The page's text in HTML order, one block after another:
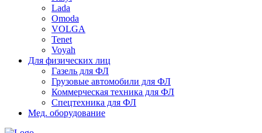
Lada
Omoda
VOLGA
Tenet
Voyah
Для физических лиц
Газель для ФЛ
Грузовые автомобили для ФЛ
Коммерческая техника для ФЛ
Спецтехника для ФЛ
Мед. оборудование